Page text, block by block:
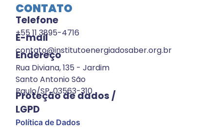
CONTATO
Telefone
+55 11 3895-4716
E-mail
contato@institutoenergiadosaber.org.br
Endereço
Rua Diviana, 135 - Jardim
Santo Antonio São
Paulo/SP, 03563-310
Proteção de dados /
LGPD
Política de Dados